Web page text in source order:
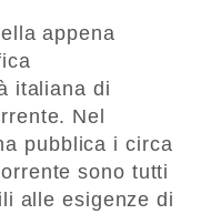
appena
italiana di
Nel
pubblica i circa
sono tutti
alle esigenze di